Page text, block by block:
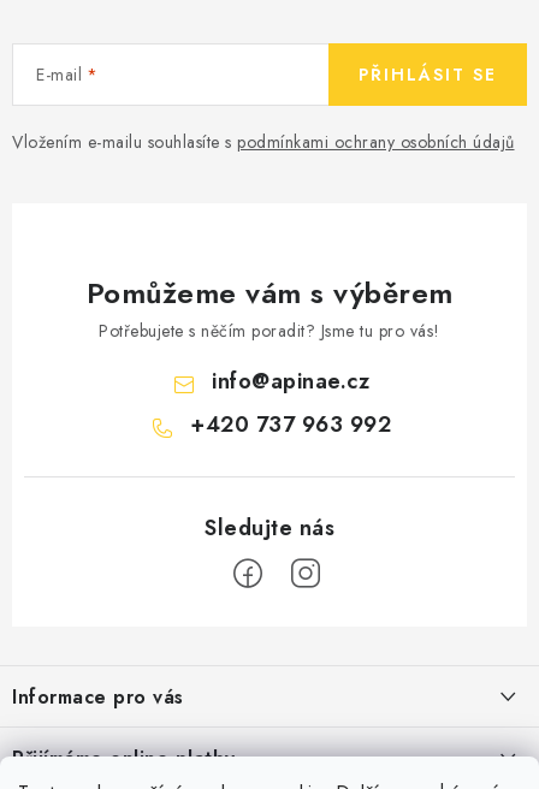
E-mail
Vložením e-mailu souhlasíte s podmínkami ochrany osobních údajů
PŘIHLÁSIT SE
Pomůžeme vám s výběrem
Potřebujete s něčím poradit? Jsme tu pro vás!
info@apinae.cz
+420 737 963 992
p
a
t
Informace pro vás
Časté dotazy
Přijímáme online platby